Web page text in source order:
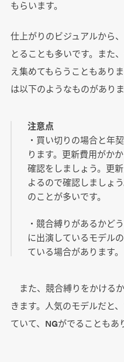
もらいます。
仕上がりのビジュアルから
とることも多いです。また
え集めてもらうこともあり
は以下のようなものがありま
注意点
・買い切りの場合と年
ります。更新費用がか
確認をしましょう。更
よるので確認しましょ
のことが多いです。
・競合縛りがあるかど
に出演しているモデル
ている場合があります。
また、競合縛りをかける
きます。人気のモデルだと
ていて、NGがでることも